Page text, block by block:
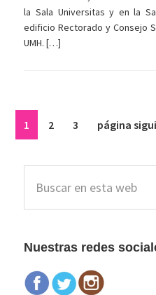
la Sala Universitas y en la
edificio Rectorado y Consejo
UMH. […]
Página
1 Página
2 Página
3
Ir
página
Barra
lateral
esta
Nuestras redes